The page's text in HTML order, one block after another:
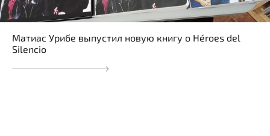
Матиас Урибе выпустил новую книгу о Héroes del
Silencio